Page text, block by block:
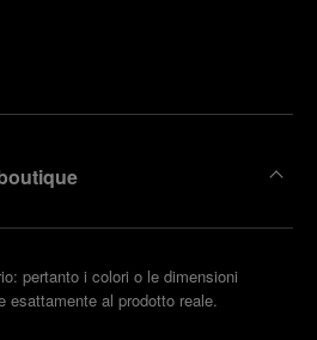
pertanto i colori o le dimensioni
esattamente al prodotto reale.